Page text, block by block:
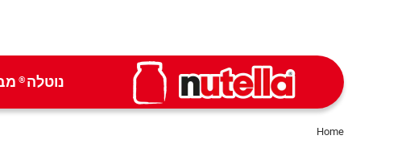
נוטלה ®
Home